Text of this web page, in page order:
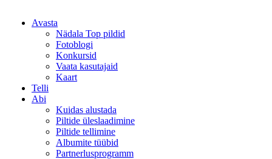
Avasta
Nädala Top pildid
Fotoblogi
Konkursid
Vaata kasutajaid
Kaart
Telli
Abi
Kuidas alustada
Piltide üleslaadimine
Piltide tellimine
Albumite tüübid
Partnerlusprogramm